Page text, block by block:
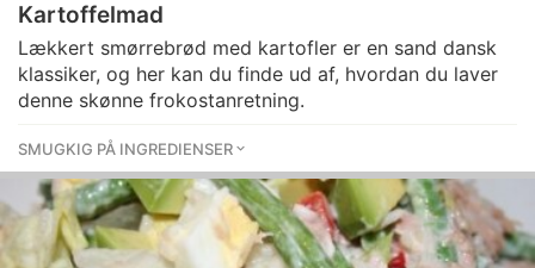
Kartoffelmad
Lækkert smørrebrød med kartofler er en sand dansk
klassiker, og her kan du finde ud af, hvordan du laver
denne skønne frokostanretning.
SMUGKIG PÅ INGREDIENSER